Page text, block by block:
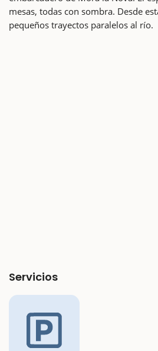
mesas, todas con sombra. Desde
pequeños trayectos paralelos al río.
Servicios